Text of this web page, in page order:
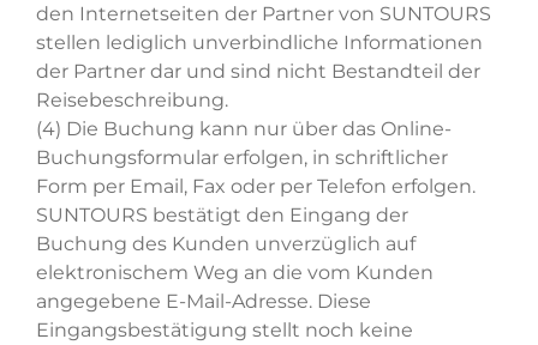
den Internetseiten der Partner von SUNTOURS
stellen lediglich unverbindliche Informationen
der Partner dar und sind nicht Bestandteil der
Reisebeschreibung.
(4) Die Buchung kann nur über das Online-
Buchungsformular erfolgen, in schriftlicher
Form per Email, Fax oder per Telefon erfolgen.
SUNTOURS bestätigt den Eingang der
Buchung des Kunden unverzüglich auf
elektronischem Weg an die vom Kunden
angegebene E-Mail-Adresse. Diese
Eingangsbestätigung stellt noch keine